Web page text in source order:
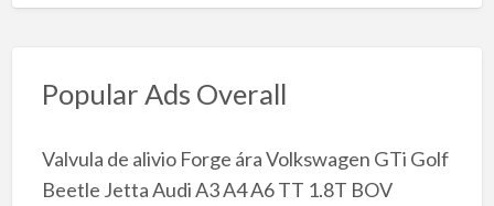
Popular Ads Overall
Valvula de alivio Forge ára Volkswagen GTi Golf
Beetle Jetta Audi A3 A4 A6 TT 1.8T BOV